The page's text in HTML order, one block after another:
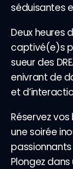
séduisantes
Deux heures
captivé(e)s
sueur des
enivrant de
et
Réservez
une soirée
Plongez